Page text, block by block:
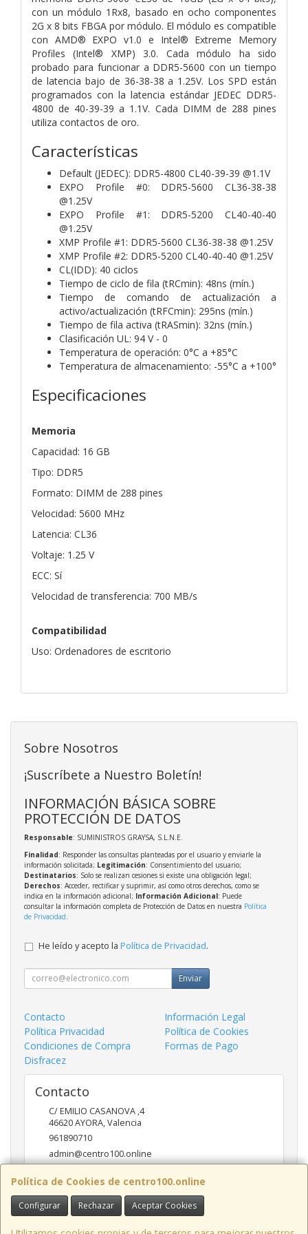
con un módulo 1Rx8, basado en ocho componentes
2G x 8 bits FBGA por módulo. El módulo es compatible
con AMD® EXPO v1.0 e Intel® Extreme Memory
Profiles (Intel® XMP) 3.0. Cada módulo ha sido
probado para funcionar a DDR5-5600 con un tiempo
de latencia bajo de 36-38-38 a 1.25V. Los SPD están
programados con la latencia estándar JEDEC DDR5-
4800 de 40-39-39 a 1.1V. Cada DIMM de 288 pines
utiliza contactos de oro.
Características
Default (JEDEC): DDR5-4800 CL40-39-39 @1.1V
EXPO Profile #0: DDR5-5600 CL36-38-38
@1.25V
EXPO Profile #1: DDR5-5200 CL40-40-40
@1.25V
XMP Profile #1: DDR5-5600 CL36-38-38 @1.25V
XMP Profile #2: DDR5-5200 CL40-40-40 @1.25V
CL(IDD): 40 ciclos
Tiempo de ciclo de fila (tRCmin): 48ns (mín.)
Tiempo de comando de actualización a
activo/actualización (tRFCmin): 295ns (mín.)
Tiempo de fila activa (tRASmin): 32ns (mín.)
Clasificación UL: 94 V - 0
Temperatura de operación: 0°C a +85°C
Temperatura de almacenamiento: -55°C a +100°
Especificaciones
Memoria
Capacidad: 16 GB
Tipo: DDR5
Formato: DIMM de 288 pines
Velocidad: 5600 MHz
Latencia: CL36
Voltaje: 1.25 V
ECC: Sí
Velocidad de transferencia: 700 MB/s
Compatibilidad
Uso: Ordenadores de escritorio
Política de Cookies de centro100.online
Configurar Rechazar Aceptar Cookies
Sobre Nosotros
¡Suscríbete a Nuestro Boletín!
INFORMACIÓN BÁSICA SOBRE
PROTECCIÓN DE DATOS
Responsable: SUMINISTROS GRAYSA, S.L.N.E.
Finalidad: Responder las consultas planteadas por el usuario y enviarle la
información solicitada; Legitimación: Consentimiento del usuario;
Destinatarios: Solo se realizan cesiones si existe una obligación legal;
Derechos: Acceder, rectificar y suprimir, así como otros derechos, como se
indica en la información adicional; Información Adicional: Puede
consultar la información completa de Protección de Datos en nuestra Política
de Privacidad
He leído y acepto la Política de Privacidad.
Enviar
Contacto
Información Legal
Política Privacidad
Política de Cookies
Condiciones de Compra
Formas de Pago
Disfracez
Contacto
C/ EMILIO CASANOVA ,4
46620AYORA,Valencia
961890710
admin@centro100.online
Horario
LUNES A VIERNES 9'30 - 14'00 / 17'00 - 20 '30 SABADOS 9'30
- 14'00